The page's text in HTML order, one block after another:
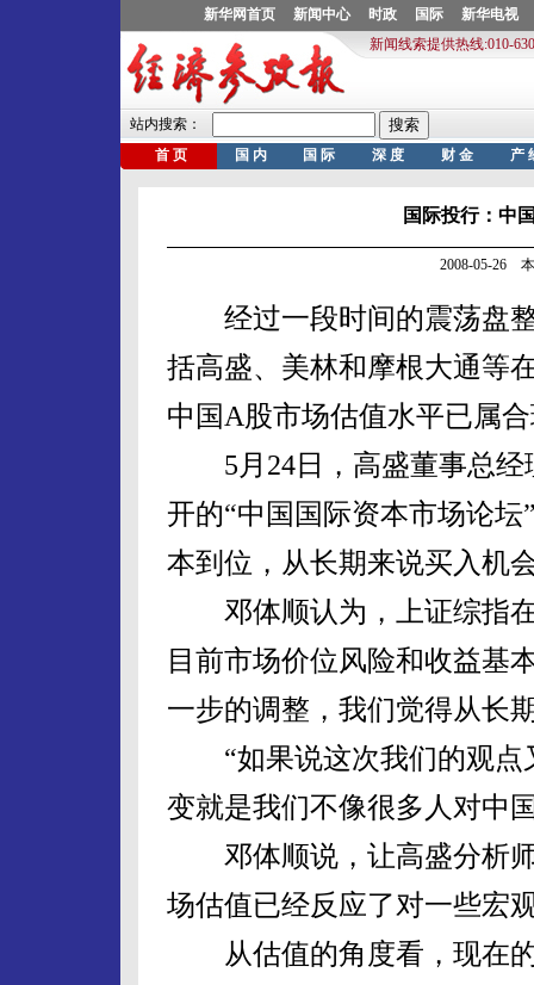
国际投行：中
2008-05-26
经过一段时间的震荡盘整
括高盛、美林和摩根大通等
中国A股市场估值水平已属
5月24日，高盛董事总经
开的“中国国际资本市场论
本到位，从长期来说买入机
邓体顺认为，上证综指在
目前市场价位风险和收益基
一步的调整，我们觉得从长
“如果说这次我们的观点
变就是我们不像很多人对中
邓体顺说，让高盛分析师
场估值已经反应了对一些宏
从估值的角度看，现在的